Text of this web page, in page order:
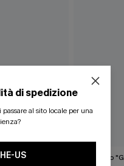
bikini blu Bikini nero
di spedizione
passare al sito locale per una
US